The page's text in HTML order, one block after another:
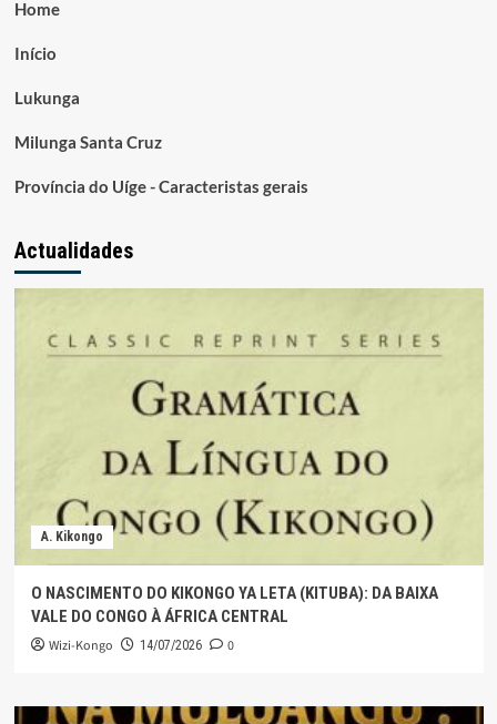
Home
Início
Lukunga
Milunga Santa Cruz
Província do Uíge - Caracteristas gerais
Actualidades
A. Kikongo
O NASCIMENTO DO KIKONGO YA LETA (KITUBA): DA BAIXA
VALE DO CONGO À ÁFRICA CENTRAL
Wizi-Kongo 14/07/2026 0